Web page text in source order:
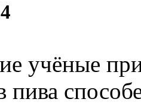
учёные
пива